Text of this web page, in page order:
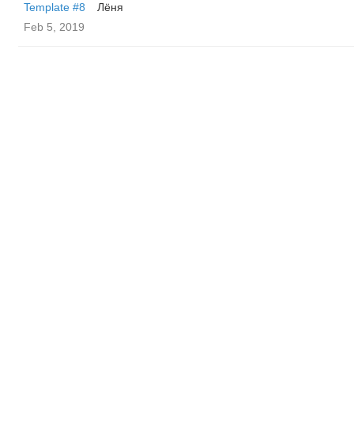
Template #8
Лёня
Feb 5, 2019